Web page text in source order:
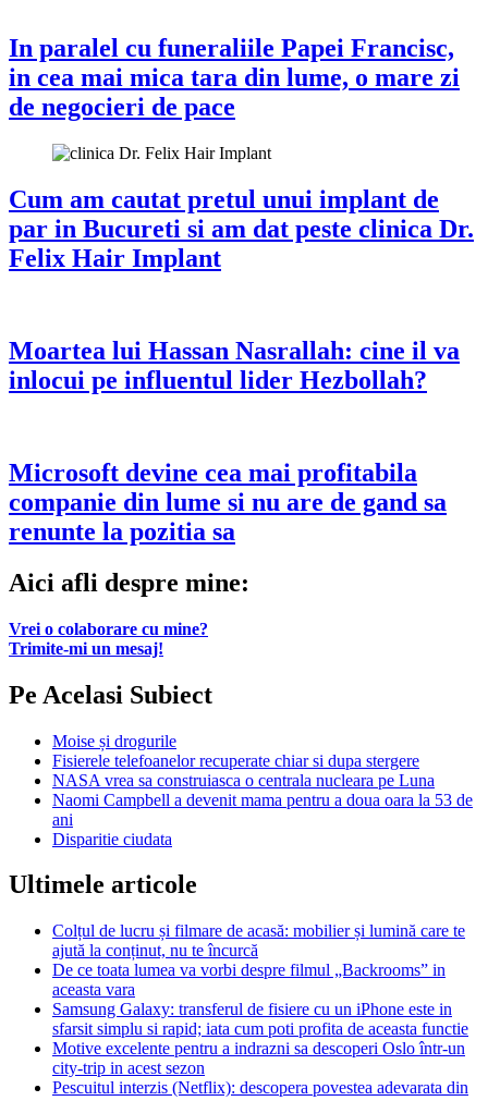
In paralel cu funeraliile Papei Francisc,
in cea mai mica tara din lume, o mare zi
de negocieri de pace
Cum am cautat pretul unui implant de
par in Bucureti si am dat peste clinica Dr.
Felix Hair Implant
Moartea lui Hassan Nasrallah: cine il va
inlocui pe influentul lider Hezbollah?
Microsoft devine cea mai profitabila
companie din lume si nu are de gand sa
renunte la pozitia sa
Aici afli despre mine:
Vrei o colaborare cu mine?
Trimite-mi un mesaj!
Pe Acelasi Subiect
Moise și drogurile
Fisierele telefoanelor recuperate chiar si dupa stergere
NASA vrea sa construiasca o centrala nucleara pe Luna
Naomi Campbell a devenit mama pentru a doua oara la 53 de
ani
Disparitie ciudata
Ultimele articole
Colțul de lucru și filmare de acasă: mobilier și lumină care te
ajută la conținut, nu te încurcă
De ce toata lumea va vorbi despre filmul „Backrooms” in
aceasta vara
Samsung Galaxy: transferul de fisiere cu un iPhone este in
sfarsit simplu si rapid; iata cum poti profita de aceasta functie
Motive excelente pentru a indrazni sa descoperi Oslo într-un
city-trip in acest sezon
Pescuitul interzis (Netflix): descopera povestea adevarata din